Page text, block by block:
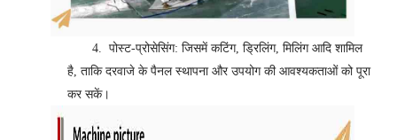
4.
पोस्ट-प्रोसेसिंग: जिसमें कटिंग, ड्रिलिंग, मिलिंग आदि शामिल
है, ताकि दरवाजे के पैनल स्थापना और उपयोग की आवश्यकताओं को पूरा
कर सकें।